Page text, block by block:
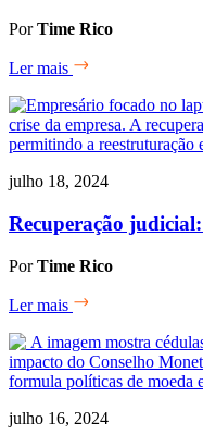
PorTime Rico
Ler mais
julho 18, 2024
Recuperação
PorTime Rico
Ler mais
julho 16, 2024